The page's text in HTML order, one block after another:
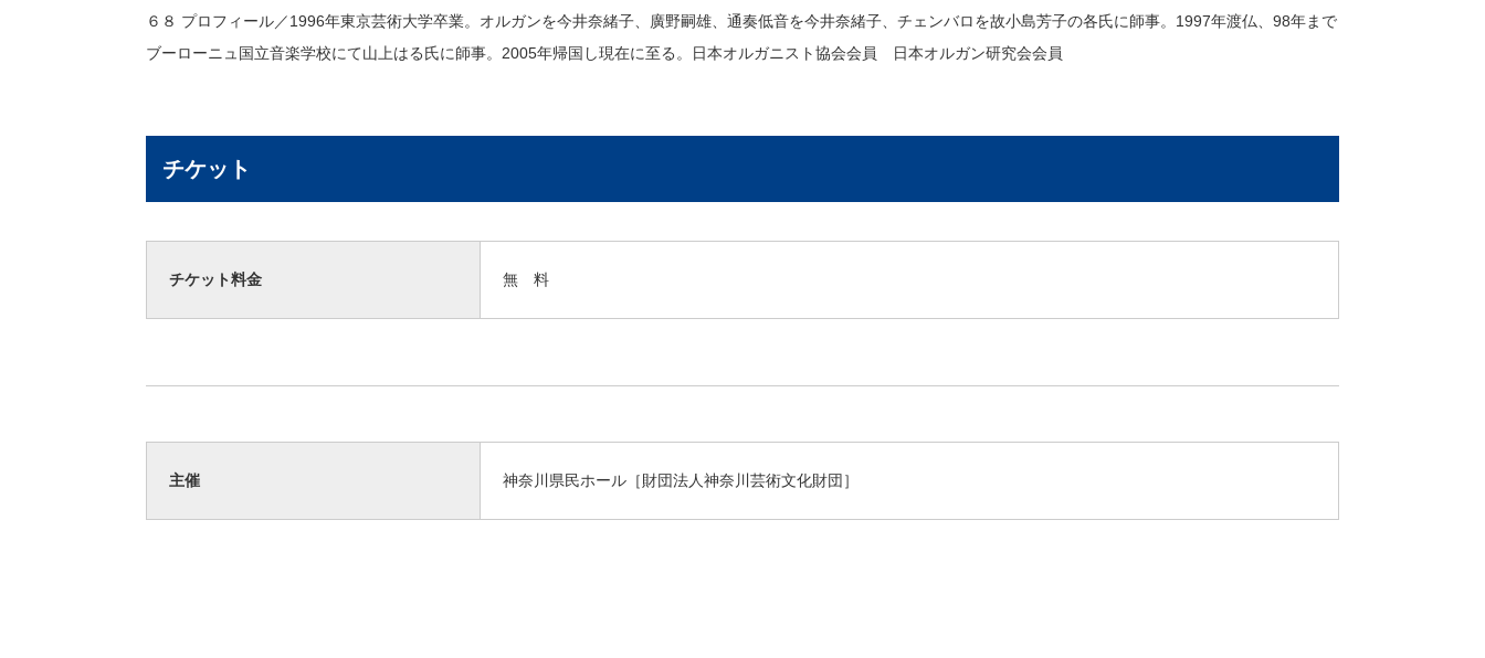
６８ プロフィール／1996年東京芸術大学卒業。オルガンを今井奈緒子、廣野嗣雄、通奏低音を今井奈緒子、チェンバロを故小島芳子の各氏に師事。1997年渡仏、98年まで
ブーローニュ国立音楽学校にて山上はる氏に師事。2005年帰国し現在に至る。日本オルガニスト協会会員 日本オルガン研究会会員
チケット
チケット料金 無 料
主催 神奈川県民ホール［財団法人神奈川芸術文化財団］